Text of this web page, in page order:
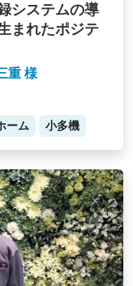
システムの導
まれたポジテ
重 様
ーム 小多機